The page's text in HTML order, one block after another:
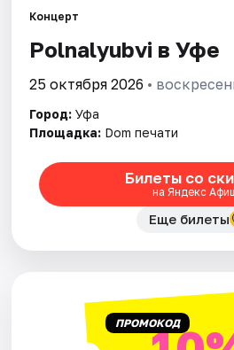
Площадки
Артисты
Рейтинги
Концерт
Polnalyubvi в Уфе
25 октября 2026 •
Город: Уфа
Площадка: Dom печати
Билеты со
на Яндекс
Еще билеты
ПРОМОКОД